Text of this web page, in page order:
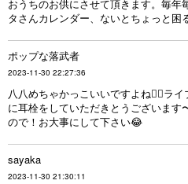
おうちのお供にさせて頂きます。毎年
タさんカレンダー、ないとちょっと困
ポップな落武者
2023-11-30 22:27:36
八八めちゃかっこいいですよね❤‍🔥ラ
に耳栓をしていただきとうございま
ので！お大事にして下さい😂
sayaka
2023-11-30 21:30:11